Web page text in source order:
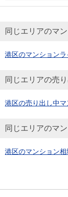
同じエリアのマ
港区のマンション
同じエリアの売
港区の売り出し中マ
同じエリアのマ
港区のマンション相